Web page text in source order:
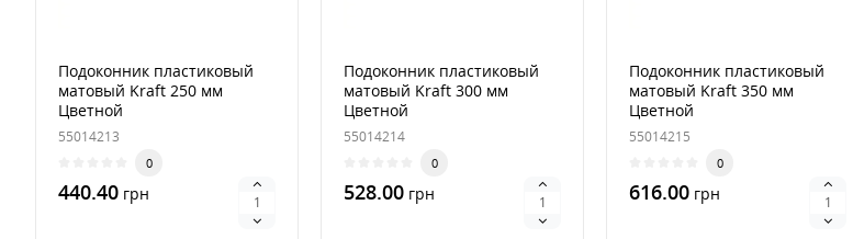
Подоконник пластиковый
матовый Kraft 250 мм
Цветной
55014213
0
440.40 грн
Подоконник пластиковый
матовый Kraft 300 мм
Цветной
55014214
0
528.00 грн
Подоконник пластиковый
матовый Kraft 350 мм
Цветной
55014215
0
616.00 грн